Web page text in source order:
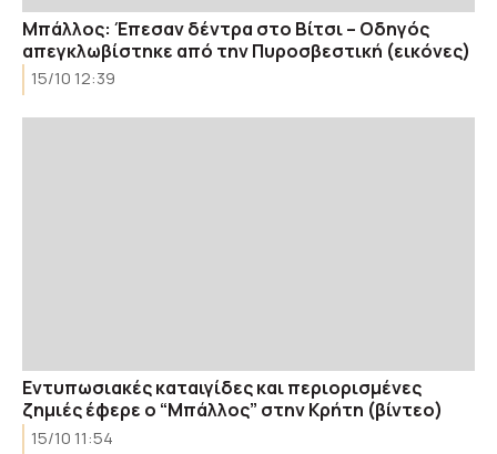
Μπάλλος: Έπεσαν δέντρα στο Βίτσι – Οδηγός
απεγκλωβίστηκε από την Πυροσβεστική (εικόνες)
15/10 12:39
Εντυπωσιακές καταιγίδες και περιορισμένες
ζημιές έφερε ο “Μπάλλος” στην Κρήτη (βίντεο)
15/10 11:54